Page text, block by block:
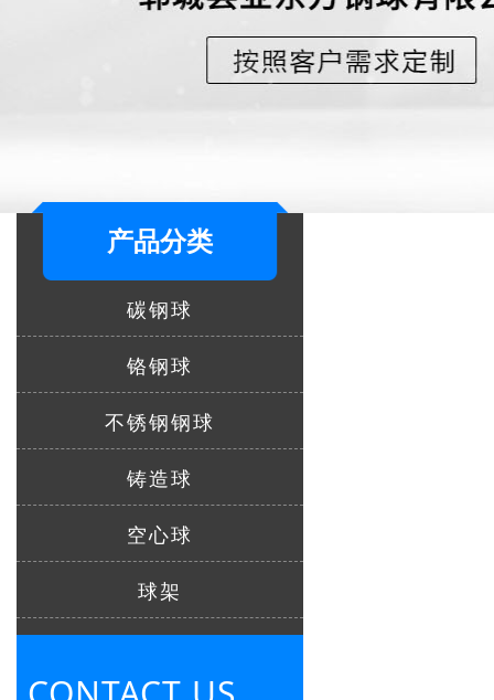
产品分类
碳钢球
铬钢球
不锈钢钢球
铸造球
空心球
球架